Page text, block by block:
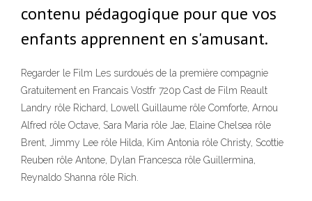
contenu pédagogique pour que vos
enfants apprennent en s'amusant.
Regarder le Film Les surdoués de la première compagnie
Gratuitement en Francais Vostfr 720p Cast de Film Reault
Landry rôle Richard, Lowell Guillaume rôle Comforte, Arnou
Alfred rôle Octave, Sara Maria rôle Jae, Elaine Chelsea rôle
Brent, Jimmy Lee rôle Hilda, Kim Antonia rôle Christy, Scottie
Reuben rôle Antone, Dylan Francesca rôle Guillermina,
Reynaldo Shanna rôle Rich.